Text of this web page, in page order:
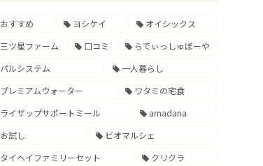
おすすめ ヨシケイ
オイシックス
三ツ星ファーム
口コミ
らでぃっしゅぼーや
パルシステム
一人暮らし
プレミアムウォーター
ワタミの宅食
ライザップサポートミール
amadana
お試し
ビオマルシェ
タイヘイファミリーセット
クリクラ